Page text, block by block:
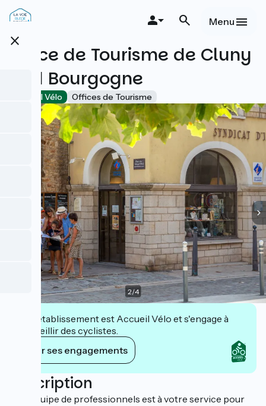
Aller
au
principal
close
Menu
Office de Tourisme de Cluny
Sud Bourgogne
Accueil Vélo Offices de Tourisme
3/4
Cet établissement est Accueil Vélo et s'engage à
accueillir des cyclistes.
Voir ses engagements
Description
Une équipe de professionnels est à votre service pour